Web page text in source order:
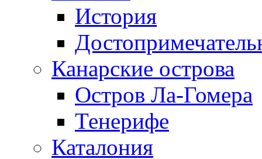
История
Канарские острова
Остров Ла-Гомера
Тенерифе
Каталония